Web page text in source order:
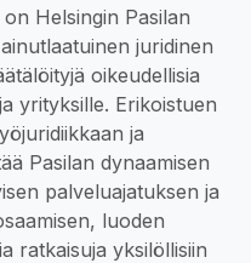
Helsingin Pasilan
juridinen
oikeudellisia
yrityksille. Erikoistuen
ja
Pasilan dynaamisen
palveluajatuksen ja
luoden
ratkaisuja yksilöllisiin